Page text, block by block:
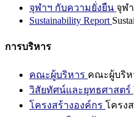
จุฬาฯ กับความยั่งยืน จุฬ
Sustainability Report
การบริหาร
คณะผู้บริหาร คณะผู้บริห
วิสัยทัศน์และยุทธศาสตร์
โครงสร้างองค์กร โครง